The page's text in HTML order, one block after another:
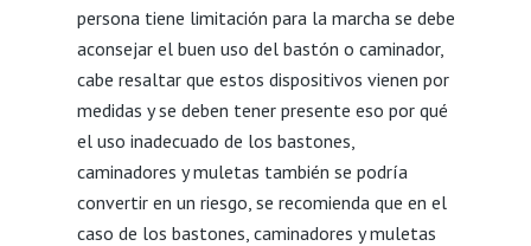
persona tiene limitación para la marcha se debe
aconsejar el buen uso del bastón o caminador,
cabe resaltar que estos dispositivos vienen por
medidas y se deben tener presente eso por qué
el uso inadecuado de los bastones,
caminadores y muletas también se podría
convertir en un riesgo, se recomienda que en el
caso de los bastones, caminadores y muletas